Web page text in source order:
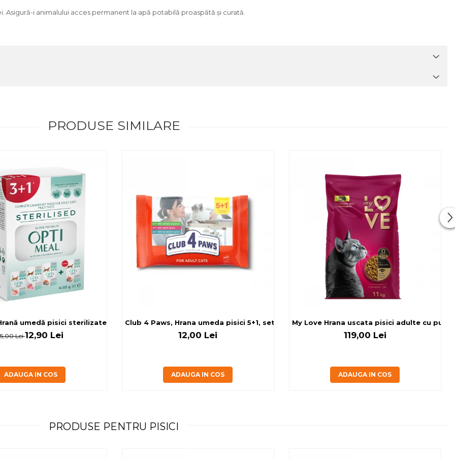
i animalului acces permanent la apă potabilă proaspătă și curată.
PRODUSE SIMILARE
- curcan si pui in sos, set 3+1, 4*0,085kg
umedă pisici sterilizate, diferite arome, (3+1), 0.34kg
Lei12,90 Lei
ADAUGA IN COS
Club 4 Paws, Hrana umeda pisici 5+1, set 6x80 g
12,00 Lei
ADAUGA IN COS
My Love Hrana uscata pisici adulte cu pui,
119,00 Lei
ADAUGA IN COS
PRODUSE PENTRU PISICI